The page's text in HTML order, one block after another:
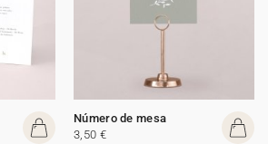
Número de mesa
3,50 €